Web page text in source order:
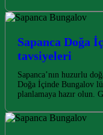
Sapanca Doğa
tavsiyeleri
Sapanca’nın huzurlu
Doğa İçinde Bungalov
planlamaya hazır olun.